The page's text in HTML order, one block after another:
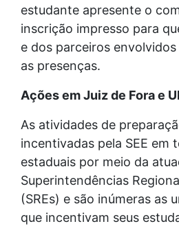
estudante apresente o
inscrição impresso para
e dos parceiros
as presenças.
Ações em Juiz de Fora e
As atividades de
incentivadas pela SEE em
estaduais por meio da
Superintendências
(SREs) e são inúmeras as
que incentivam seus